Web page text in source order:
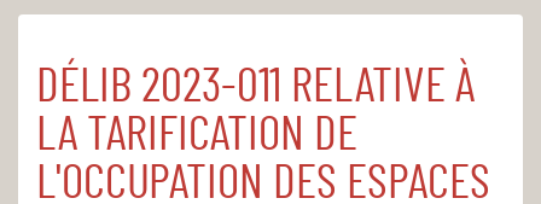
Accueil Le Campus
Établissement public
Registre des actes administratifs
DÉLIB 2023-011 RELATIVE À
LA TARIFICATION DE
L'OCCUPATION DES ESPACES